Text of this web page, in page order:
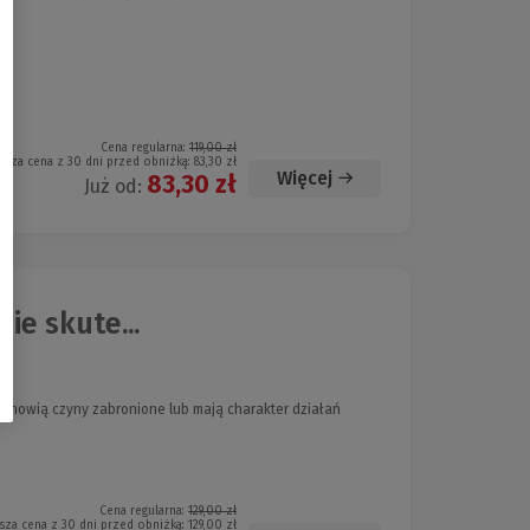
Cena regularna: 119,00 zł
cena z 30 dni przed obniżką: 83,30 zł
Już od: 83,30 zł Więcej
skute...
czyny zabronione lub mają charakter działań
Cena regularna: 129,00 zł
cena z 30 dni przed obniżką: 129,00 zł